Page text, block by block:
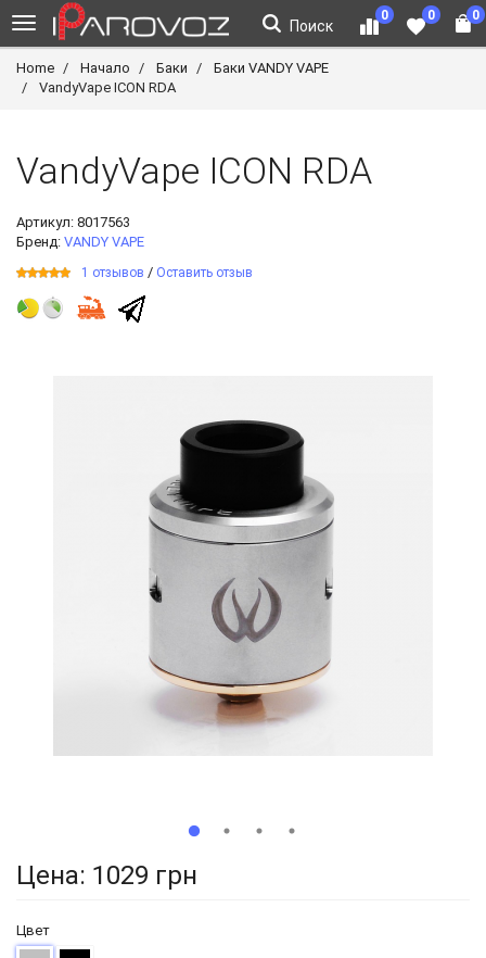
Поиск
0 0 0
Home Начало Баки
Баки VANDY VAPE
VandyVape ICON RDA
VandyVape ICON RDA
Артикул: 8017563
Бренд: VANDY VAPE
1 отзывов / Оставить отзыв
Цена: 1029 грн
Цвет